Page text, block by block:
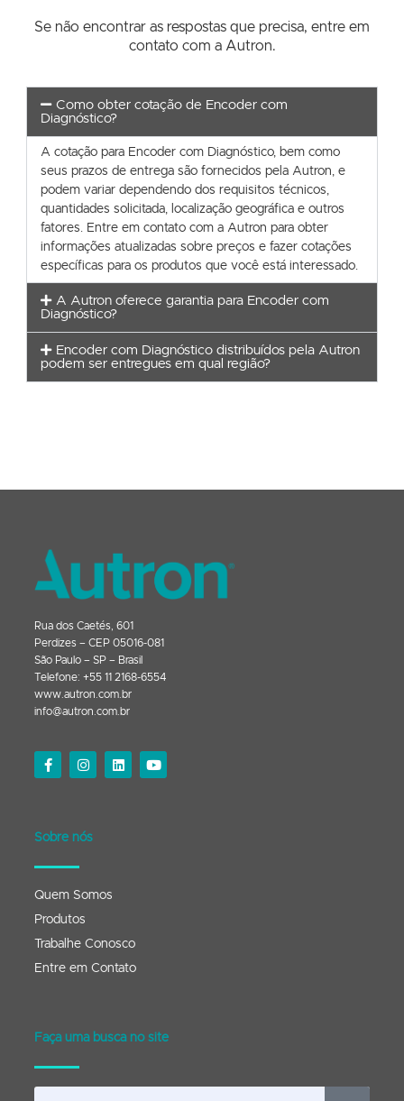
Se não encontrar as respostas que precisa, entre em
contato com a Autron.
Como obter cotação de Encoder com
Diagnóstico?
A cotação para Encoder com Diagnóstico, bem como
seus prazos de entrega são fornecidos pela Autron, e
podem variar dependendo dos requisitos técnicos,
quantidades solicitada, localização geográfica e outros
fatores. Entre em contato com a Autron para obter
informações atualizadas sobre preços e fazer cotações
específicas para os produtos que você está interessado.
A Autron oferece garantia para Encoder com
Diagnóstico?
Encoder com Diagnóstico distribuídos pela Autron
podem ser entregues em qual região?
Rua dos Caetés, 601
Perdizes – CEP 05016-081
São Paulo – SP – Brasil
Telefone: +55 11 2168-6554
www.autron.com.br
info@autron.com.br
Sobre nós
Quem Somos
Produtos
Trabalhe Conosco
Entre em Contato
Faça uma busca no site